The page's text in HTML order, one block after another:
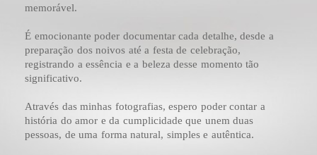
memorável.
É emocionante poder documentar cada detalhe, desde a
preparação dos noivos até a festa de celebração,
registrando a essência e a beleza desse momento tão
significativo.
Através das minhas fotografias, espero poder contar a
história do amor e da cumplicidade que unem duas
pessoas, de uma forma natural, simples e autêntica.